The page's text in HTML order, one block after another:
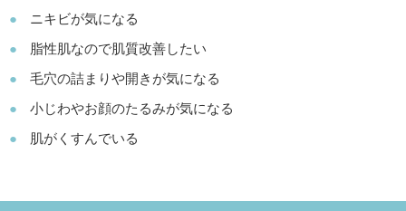
ニキビが気になる
脂性肌なので肌質改善したい
毛穴の詰まりや開きが気になる
小じわやお顔のたるみが気になる
肌がくすんでいる